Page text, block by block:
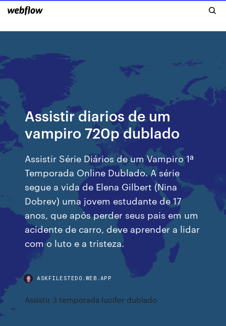
Assistir diarios de um
vampiro 720p dublado
Assistir Série Diários de um Vampiro 1ª
Temporada Online Dublado. A série
segue a vida de Elena Gilbert (Nina
Dobrev) uma jovem estudante de 17
anos, que após perder seus pais em um
acidente de carro, deve aprender a lidar
com o luto e a tristeza.
ASKFILESTEDO.WEB.APP
Assistir 3 temporada lucifer dublado